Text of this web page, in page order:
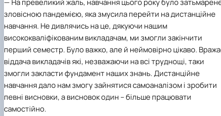
зловісною пандемією, яка змусила перейти на дистанційне
навчання. Не дивлячись на це, дякуючи нашим
висококваліфікованим викладачам, ми змогли закінчити
перший семестр. Було важко, але й неймовірно цікаво.
віддача викладачів які, незважаючи на всі труднощі, таки
змогли закласти фундамент наших знань. Дистанційне
навчання дало нам змогу зайнятися самоаналізом і зробити
певні висновки, а висновок один – більше працювати
самостійно.